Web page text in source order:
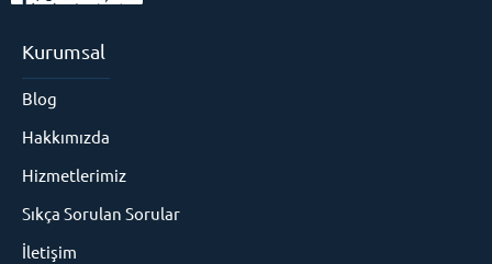
Kurumsal
Blog
Hakkımızda
Hizmetlerimiz
Sıkça Sorulan Sorular
İletişim